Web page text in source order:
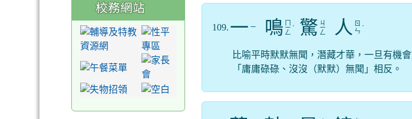
109. 一 ㄧ 鳴 ㄇ
ㄧ
ㄥ
ˊ 驚 ㄐ
ㄧ
ㄥ 人 ㄖ
ㄣ ˊ
比喻平時默默無聞，潛藏才華，一旦有機
「庸庸碌碌、沒沒（默默）無聞」相反。
校務網站